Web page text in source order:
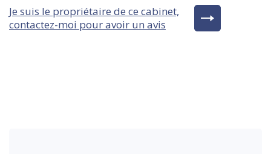
Je suis le propriétaire de ce cabinet,
contactez-moi pour avoir un avis